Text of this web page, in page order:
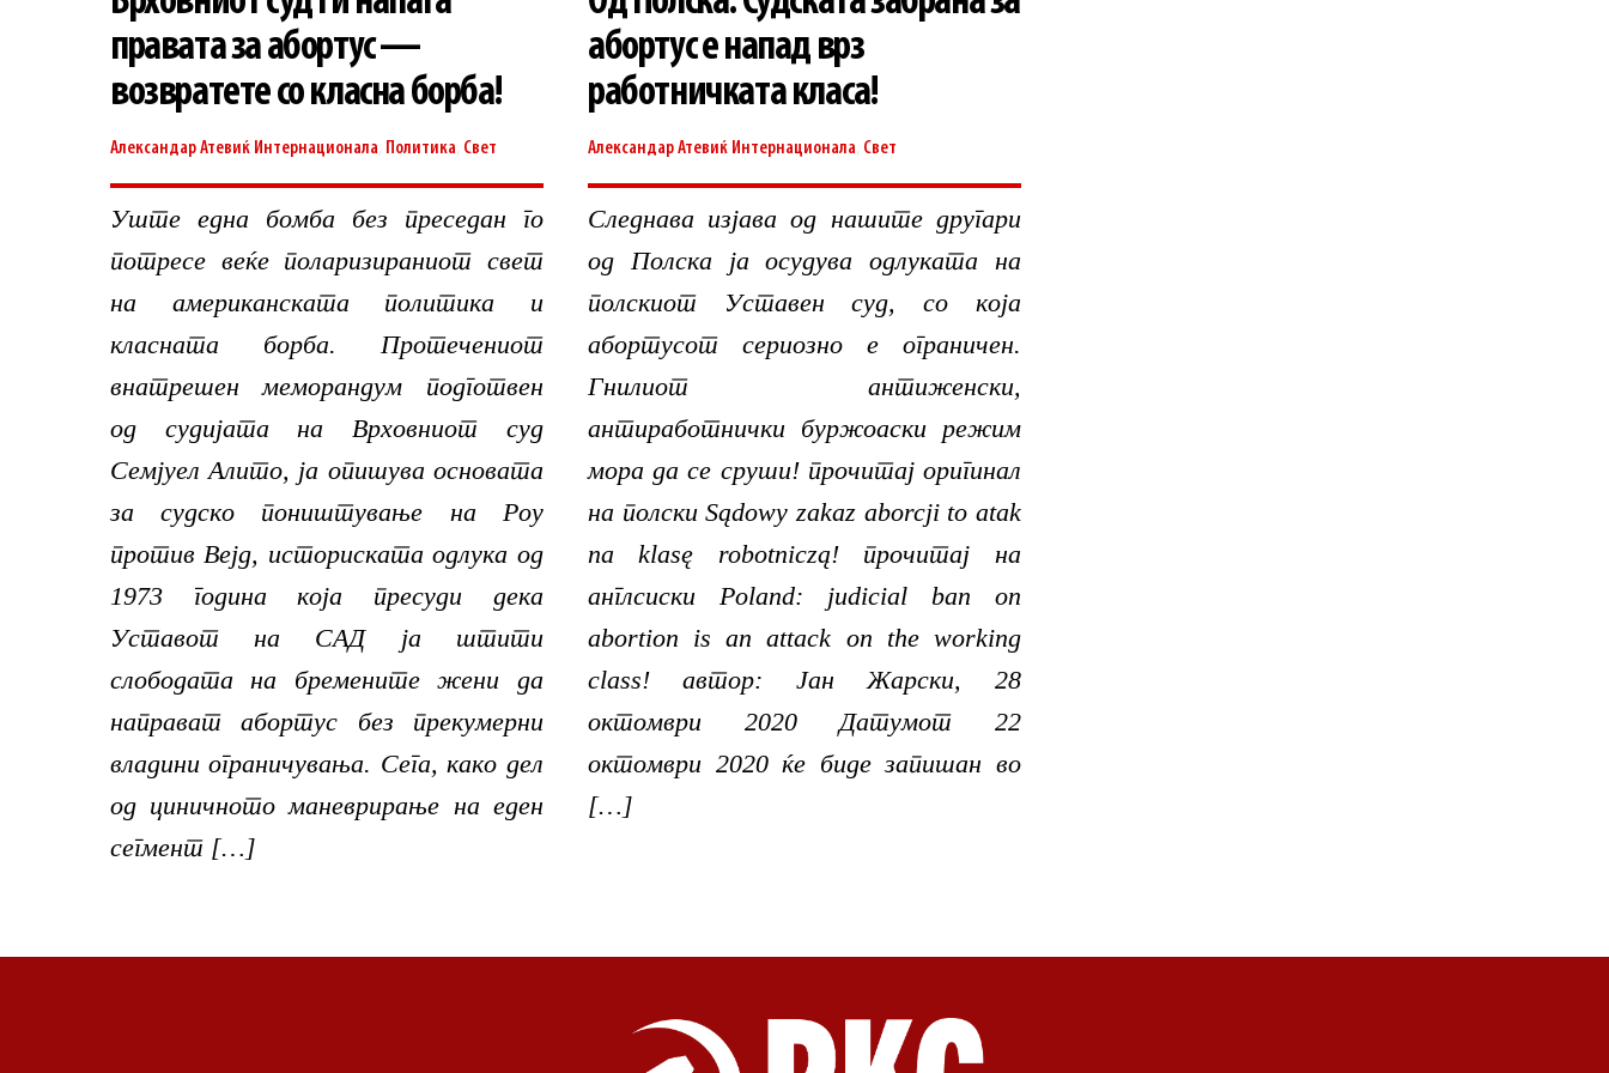
правата за абортус —
возвратете со класна борба!
Александар Атевиќ Интернационала Политика Свет
Уште една бомба без преседан го
потресе веќе поларизираниот свет
на американската политика и
класната борба. Протечениот
внатрешен меморандум подготвен
од судијата на Врховниот суд
Семјуел Алито, ја опишува основата
за судско поништување на Роу
против Вејд, историската одлука од
1973 година која пресуди дека
Уставот на САД ја штити
слободата на бремените жени да
направат абортус без прекумерни
владини ограничувања. Сега, како дел
од циничното маневрирање на еден
сегмент […]
абортус е напад врз
работничката класа!
Александар Атевиќ Интернационала Свет
Следнава изјава од нашите другари
од Полска ја осудува одлуката на
полскиот Уставен суд, со која
абортусот сериозно е ограничен.
Гнилиот антиженски,
антиработнички буржоаски режим
мора да се сруши! прочитај оригинал
на полски Sądowy zakaz aborcji to atak
na klasę robotniczą! прочитај на
англсиски Poland: judicial ban on
abortion is an attack on the working
class! автор: Јан Жарски, 28
октомври 2020 Датумот 22
октомври 2020 ќе биде запишан во
[…]